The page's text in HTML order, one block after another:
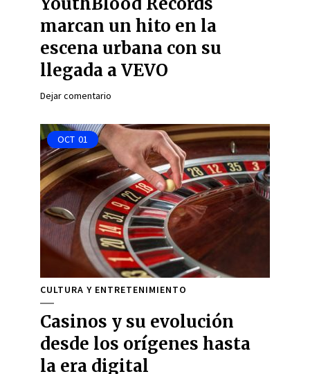
marcan un hito en la
escena urbana con su
llegada a VEVO
Dejar comentario
OCT 01
CULTURA Y ENTRETENIMIENTO
Casinos y su evolución
desde los orígenes hasta
la era digital